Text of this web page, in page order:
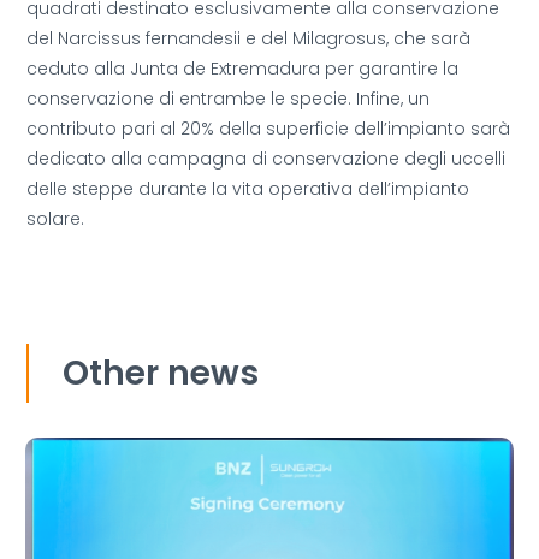
quadrati destinato esclusivamente alla conservazione
del Narcissus fernandesii e del Milagrosus, che sarà
ceduto alla Junta de Extremadura per garantire la
conservazione di entrambe le specie. Infine, un
contributo pari al 20% della superficie dell’impianto sarà
dedicato alla campagna di conservazione degli uccelli
delle steppe durante la vita operativa dell’impianto
solare.
Other news